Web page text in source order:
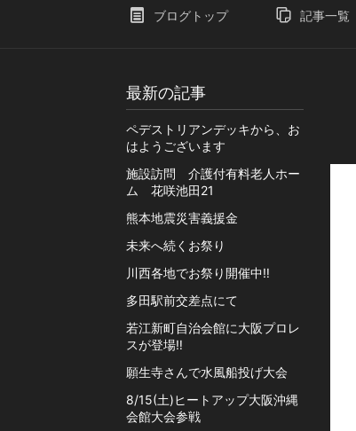
ブログトップ 記事一覧
最新の記事
ペデストリアンデッキから、お
はようございます
施設訪問 介護付有料老人ホー
ム 花咲池田21
熊本地震災害義援金
未来へ続くお祭り
川西各地でお祭り開催中‼️
多田駅前交差点にて
若江新町自治会館に大阪プロレ
スが登場‼️
願生寺さんで水風船投げ大会
8/15(土)ヒートアップ大阪沖縄
会館大会参戦